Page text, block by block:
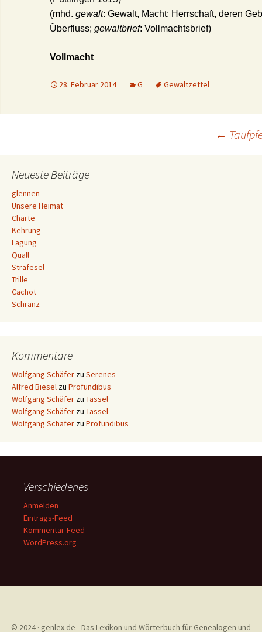
(mhd. gewalt: Gewalt, Macht; Herrschaft, deren
Überfluss; gewaltbrief: Vollmachtsbrief)
Vollmacht
28. Februar 2014 G Gewaltzettel
Navigation
←
Neueste Beiträge
glennen
Unsere Heimat
Charte
Kehrung
Lagung
Quall
Strafesel
Trille
Cachot
Schranz
Kommentare
Wolfgang Schäfer zu Serenes
Alfred Biesel zu Profundibus
Wolfgang Schäfer zu Tassel
Wolfgang Schäfer zu Tassel
Wolfgang Schäfer zu Profundibus
Verschiedenes
Anmelden
Eintrags-Feed
Kommentar-Feed
WordPress.org
© 2024 · genlex.de - Das Lexikon und Wörterbuch für Genealogen und